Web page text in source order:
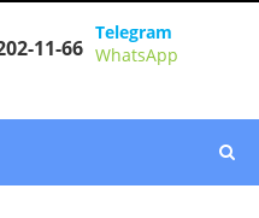
11-66
Telegram
WhatsApp